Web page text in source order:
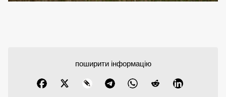
поширити інформацію